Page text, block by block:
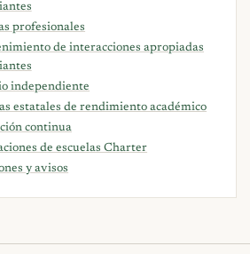
profesionales
de interacciones apropiadas
independiente
estatales de rendimiento académico
continua
de escuelas Charter
y avisos